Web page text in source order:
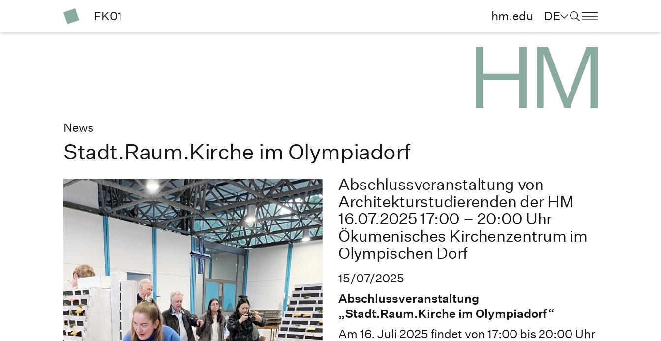
FK01 hm.edu DE
News
Stadt.Raum.Kirche im Olympiadorf
Abschlussveranstaltung von
Architekturstudierenden der HM
16.07.2025 17:00 – 20:00 Uhr
Ökumenisches Kirchenzentrum im
Olympischen Dorf
15/07/2025
Abschlussveranstaltung
„Stadt.Raum.Kirche im Olympiadorf“
Am 16. Juli 2025 findet von 17:00 bis 20:00 Uhr